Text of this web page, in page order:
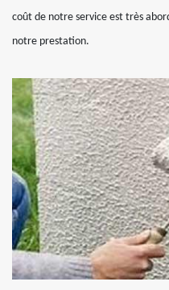
coût de notre service est très
notre prestation.